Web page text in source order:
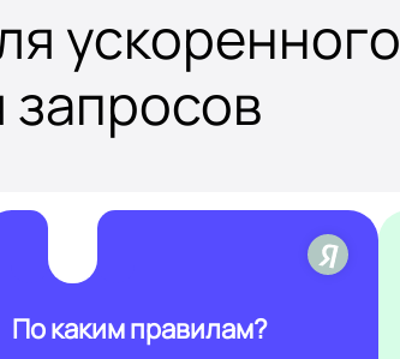
ускоренного
По каким правилам?